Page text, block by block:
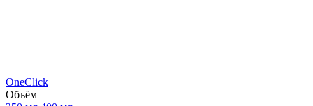
OneClick
Объём